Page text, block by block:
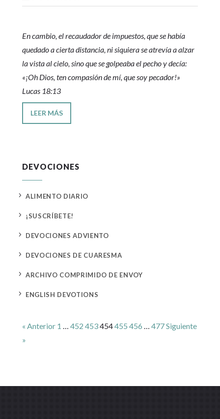
En cambio, el recaudador de impuestos, que se había
quedado a cierta distancia, ni siquiera se atrevía a alzar
la vista al cielo, sino que se golpeaba el pecho y decía:
«¡Oh Dios, ten compasión de mí, que soy pecador!»
Lucas 18:13
LEER MÁS
DEVOCIONES
5 ALIMENTO DIARIO
5 ¡SUSCRÍBETE!
5 DEVOCIONES ADVIENTO
5 DEVOCIONES DE CUARESMA
5 ARCHIVO COMPRIMIDO DE ENVOY
5 ENGLISH DEVOTIONS
« Anterior 1 … 452 453454455 456 … 477Siguiente
»